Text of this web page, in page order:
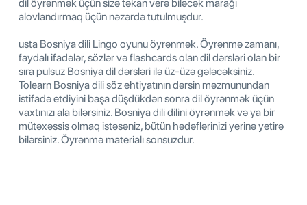
dil öyrənmək üçün sizə təkan verə biləcək marağı
alovlandırmaq üçün nəzərdə tutulmuşdur.
usta Bosniya dili Lingo oyunu öyrənmək. Öyrənmə zamanı,
faydalı ifadələr, sözlər və flashcards olan dil dərsləri olan bir
sıra pulsuz Bosniya dil dərsləri ilə üz-üzə gələcəksiniz.
Tolearn Bosniya dili söz ehtiyatının dərsin məzmunundan
istifadə etdiyini başa düşdükdən sonra dil öyrənmək üçün
vaxtınızı ala bilərsiniz. Bosniya dili dilini öyrənmək və ya bir
mütəxəssis olmaq istəsəniz, bütün hədəflərinizi yerinə yetirə
bilərsiniz. Öyrənmə materialı sonsuzdur.